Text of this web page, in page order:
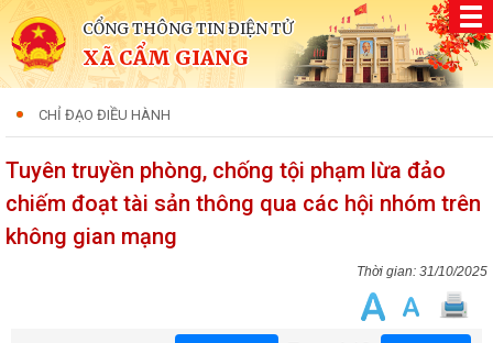
CỔNG THÔNG TIN ĐIỆN TỬ
XÃ CẨM GIANG
CHỈ ĐẠO ĐIỀU HÀNH
Tuyên truyền phòng, chống tội phạm lừa đảo
chiếm đoạt tài sản thông qua các hội nhóm trên
không gian mạng
31/10/2025